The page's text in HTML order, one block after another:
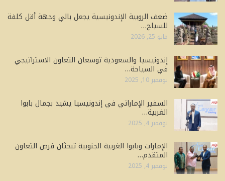
ضعف الروبية الإندونيسية يجعل بالي وجهة أقل كلفة
للسياح…
مايو 25, 2026
إندونيسيا والسعودية توسعان التعاون الاستراتيجي
في السياحة…
نوفمبر 10, 2025
السفير الإماراتي في إندونيسيا يشيد بجمال بابوا
الغربية…
نوفمبر 4, 2025
الإمارات وبابوا الغربية الجنوبية تبحثان فرص التعاون
المتقدم…
نوفمبر 4, 2025